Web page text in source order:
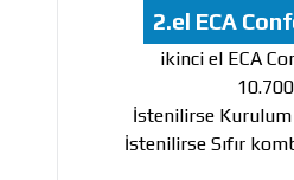
2.el ECA
ikinci el ECA
İstenilirse Kurulum
İstenilirse Sıfır